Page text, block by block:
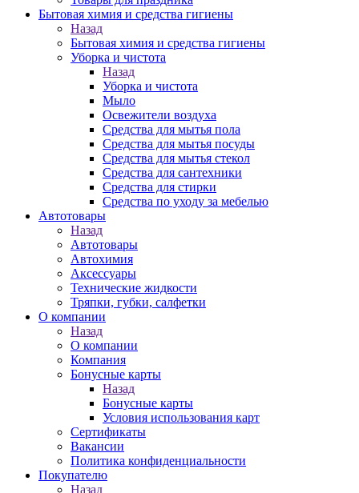
Бытовая химия и средства гигиены
Назад
Бытовая химия и средства гигиены
Уборка и чистота
Назад
Уборка и чистота
Мыло
Освежители воздуха
Средства для мытья пола
Средства для мытья посуды
Средства для мытья стекол
Средства для сантехники
Средства для стирки
Средства по уходу за мебелью
Автотовары
Назад
Автотовары
Автохимия
Аксессуары
Технические жидкости
Тряпки, губки, салфетки
О компании
Назад
О компании
Компания
Бонусные карты
Назад
Бонусные карты
Условия использования карт
Сертификаты
Вакансии
Политика конфиденциальности
Покупателю
Назад